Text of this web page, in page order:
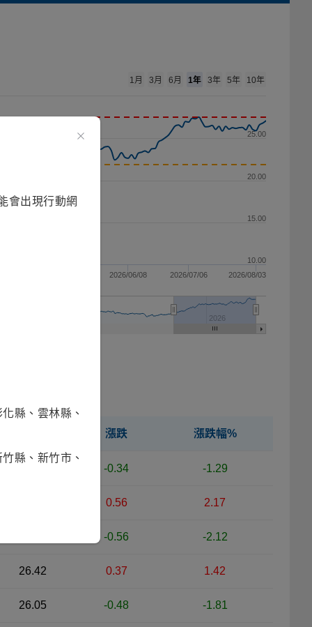
2026/06/08 2026/07/06 2026/08/03
2026
20.00
10.00
15.00
25.00
1月 3月 6月 1年 3年 5年 10年
漲跌 漲跌幅%
-0.34 -1.29
0.56 2.17
-0.56 -2.12
26.42 0.37 1.42
26.05 -0.48 -1.81
會出現行動網
縣、雲林縣、
縣、新竹市、